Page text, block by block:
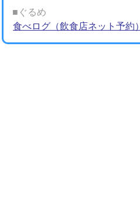
■ぐるめ
食べログ（飲食店ネット予約）